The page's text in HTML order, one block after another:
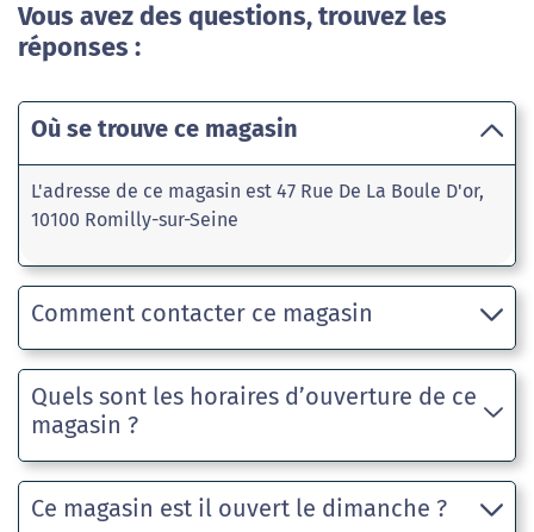
Vous avez des questions, trouvez les
réponses :
Où se trouve ce magasin
L'adresse de ce magasin est 47 Rue De La Boule D'or,
10100 Romilly-sur-Seine
Comment contacter ce magasin
Quels sont les horaires d’ouverture de ce
magasin ?
Ce magasin est il ouvert le dimanche ?